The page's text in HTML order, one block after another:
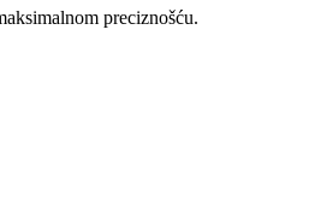
preciznošću.